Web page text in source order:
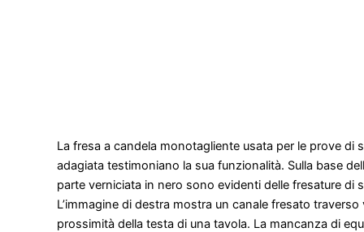
La fresa a candela monotagliente usata per le prove di
adagiata testimoniano la sua funzionalità. Sulla base
parte verniciata in nero sono evidenti delle fresature di
L’immagine di destra mostra un canale fresato traverso
prossimità della testa di una tavola. La mancanza di